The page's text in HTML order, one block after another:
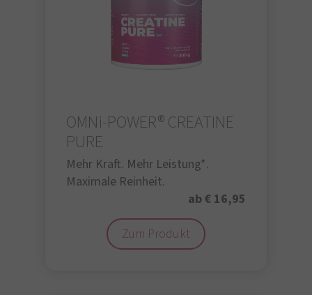
OMNi-POWER® CREATINE
PURE
Mehr Kraft. Mehr Leistung*.
Maximale Reinheit.
ab € 16,95
Zum Produkt